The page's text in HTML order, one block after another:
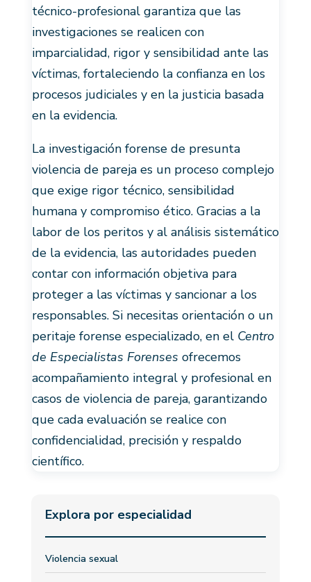
técnico-profesional garantiza que las
investigaciones se realicen con
imparcialidad, rigor y sensibilidad ante las
víctimas, fortaleciendo la confianza en los
procesos judiciales y en la justicia basada
en la evidencia.
La investigación forense de presunta
violencia de pareja es un proceso complejo
que exige rigor técnico, sensibilidad
humana y compromiso ético. Gracias a la
labor de los peritos y al análisis sistemático
de la evidencia, las autoridades pueden
contar con información objetiva para
proteger a las víctimas y sancionar a los
responsables. Si necesitas orientación o un
peritaje forense especializado, en el Centro
de Especialistas Forenses ofrecemos
acompañamiento integral y profesional en
casos de violencia de pareja, garantizando
que cada evaluación se realice con
confidencialidad, precisión y respaldo
científico.
Explora por especialidad
Violencia sexual